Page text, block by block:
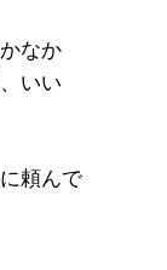
なか
いい
頼んで